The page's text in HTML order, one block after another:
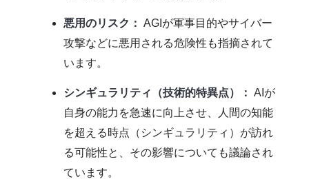
悪用のリスク： AGIが軍事目的やサイバー
攻撃などに悪用される危険性も指摘されて
います。
シンギュラリティ（技術的特異点）： AIが
自身の能力を急速に向上させ、人間の知能
を超える時点（シンギュラリティ）が訪れ
る可能性と、その影響についても議論され
ています。